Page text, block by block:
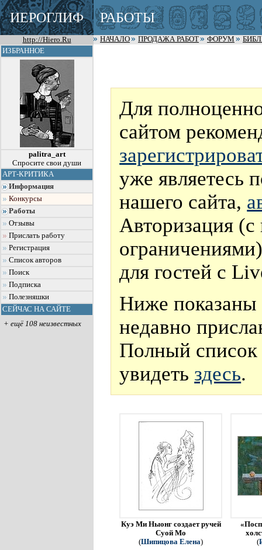
ИЕРОГЛИФ РАБОТЫ
http://Hiero.Ru НАЧАЛО ПРОДАЖА РАБОТ ФОРУМ
ИЗБРАННОЕ
palitra_art
Спросите свои души
АРТ-КРИТИКА
Информация
Конкурсы
Работы
Отзывы
Прислать работу
Регистрация
Список авторов
Поиск
Подписка
Полезняшки
СЕЙЧАС НА САЙТЕ
+ ещё 108 неизвестных
Для
сайтом
уже являетесь
нашего сайта,
Авторизация
для гостей с
Ниже показаны
недавно
Полный
увидеть здесь.
Куэ Ми Ныонг создает ручей
Суой Мо
(Шипицова Елена)
(